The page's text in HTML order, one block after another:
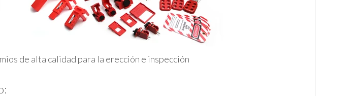
de alta calidad para la erección e inspección